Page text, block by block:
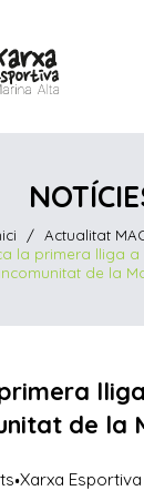
/ Actualitat
la primera lliga a
de la
de la
·Xarxa Esportiva